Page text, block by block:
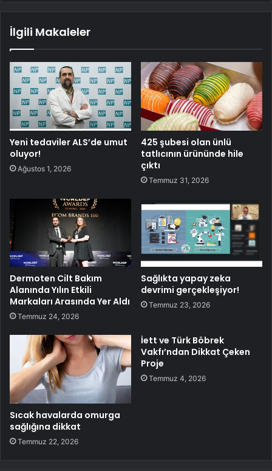
İlgili Makaleler
Yeni tedaviler ALS’de umut
oluyor!
Ağustos 1, 2026
425 şubesi olan ünlü
tatlıcının ürününde hile
çıktı
Temmuz 31, 2026
Dermoten Cilt Bakım
Alanında Yılın Etkili
Markaları Arasında Yer Aldı
Temmuz 24, 2026
Sağlıkta yapay zeka
devrimi gerçekleşiyor!
Temmuz 23, 2026
Sıcak havalarda omurga
sağlığına dikkat
Temmuz 22, 2026
İett ve Türk Böbrek
Vakfı’ndan Dikkat Çeken
Proje
Temmuz 4, 2026